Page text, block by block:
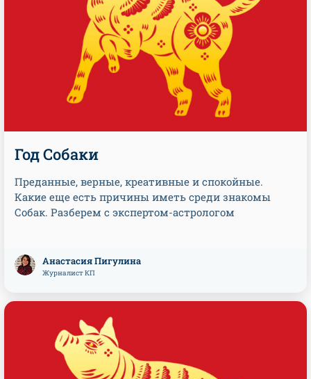
Год Собаки
Преданные, верные, креативные и спокойные.
Какие еще есть причины иметь среди знакомы
Собак. Разберем с экспертом-астрологом
Анастасия Пигулина
Журналист КП